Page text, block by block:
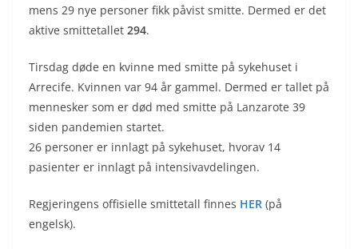
mens 29 nye personer fikk påvist smitte. Dermed er det
aktive smittetallet 294.
Tirsdag døde en kvinne med smitte på sykehuset i
Arrecife. Kvinnen var 94 år gammel. Dermed er tallet på
mennesker som er død med smitte på Lanzarote 39
siden pandemien startet.
26 personer er innlagt på sykehuset, hvorav 14
pasienter er innlagt på intensivavdelingen.
Regjeringens offisielle smittetall finnes HER (på
engelsk).